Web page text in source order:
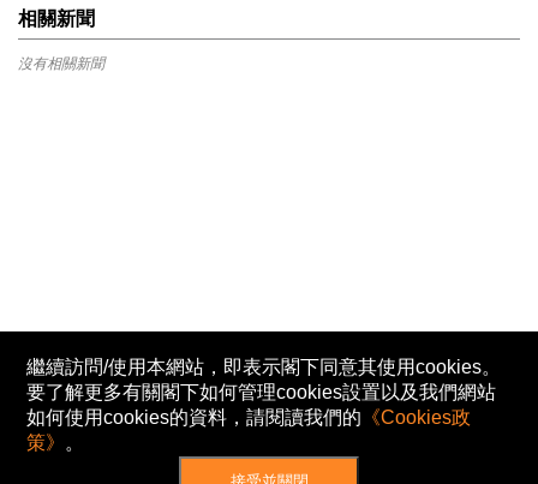
相關新聞
沒有相關新聞
繼續訪問/使用本網站，即表示閣下同意其使用cookies。
要了解更多有關閣下如何管理cookies設置以及我們網站
如何使用cookies的資料，請閱讀我們的 《Cookies政
策》 。